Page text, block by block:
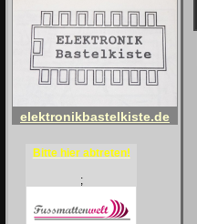
elektronikbastelkiste.de
Bitte hier abtreten!
;